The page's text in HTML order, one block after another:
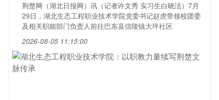
荆楚网（湖北日报网）讯（记者许文秀 实习生白晓洁）7月
29日，湖北生态工程职业技术学院党委书记赵虎带领校团委
及相关职能部门负责人前往巴东县信陵镇大坪社区
2026-08-05 11:15:00